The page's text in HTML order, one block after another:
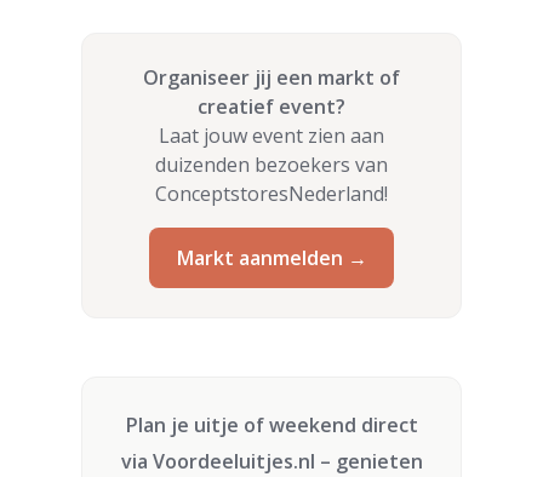
Organiseer jij een markt of
creatief event?
Laat jouw event zien aan
duizenden bezoekers van
ConceptstoresNederland!
Markt aanmelden →
Plan je uitje of weekend direct
via Voordeeluitjes.nl – genieten